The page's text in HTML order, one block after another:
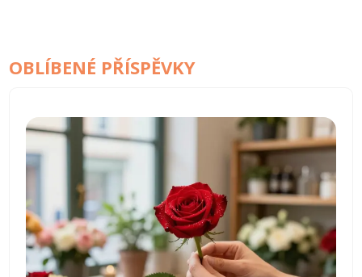
OBLÍBENÉ PŘÍSPĚVKY